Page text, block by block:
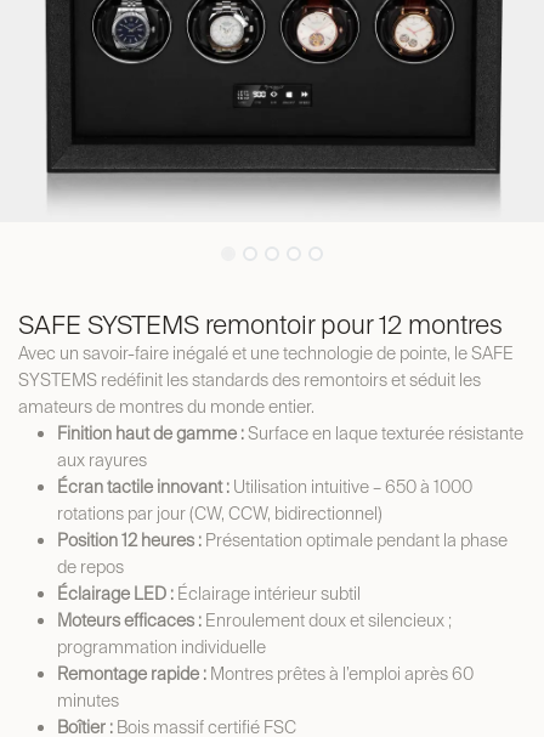
SAFE SYSTEMS remontoir pour 12 montres
Avec un savoir-faire inégalé et une technologie de pointe, le SAFE
SYSTEMS redéfinit les standards des remontoirs et séduit les
amateurs de montres du monde entier.
Finition haut de gamme :Surface en laque texturée résistante
aux rayures
Écran tactile innovant : Utilisation intuitive – 650 à 1000
rotations par jour (CW, CCW, bidirectionnel)
Position 12 heures : Présentation optimale pendant la phase
de repos
Éclairage LED : Éclairage intérieur subtil
Moteurs efficaces : Enroulement doux et silencieux ;
programmation individuelle
Remontage rapide : Montres prêtes à l’emploi après 60
minutes
Boîtier : Bois massif certifié FSC